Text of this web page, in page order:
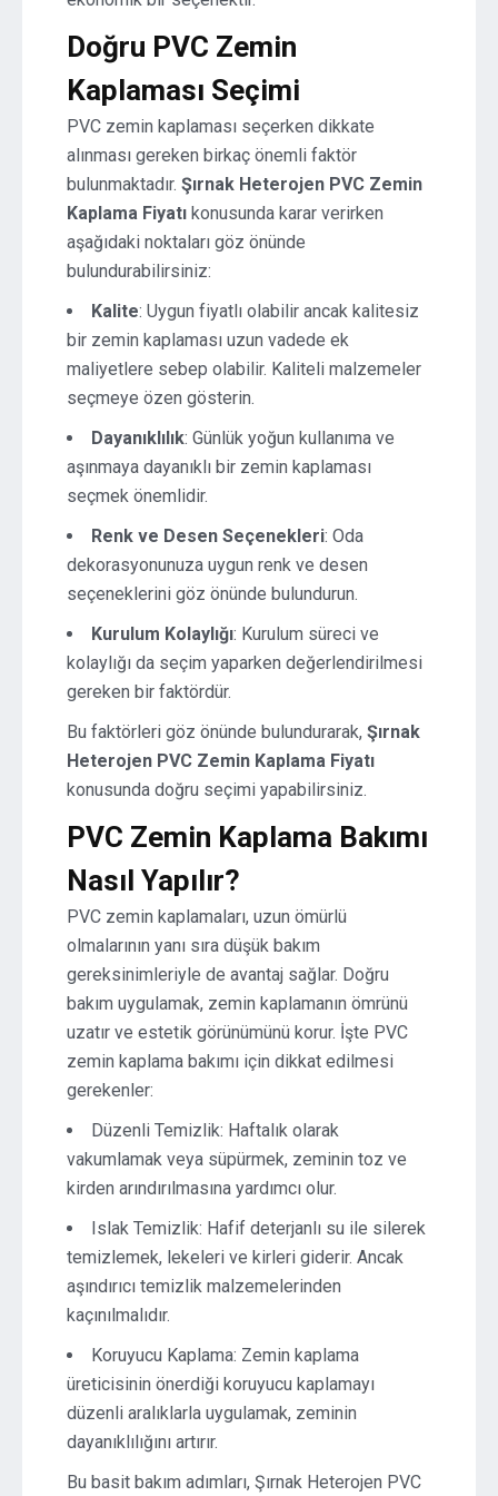
Doğru PVC Zemin
Kaplaması Seçimi
PVC zemin kaplaması seçerken dikkate
alınması gereken birkaç önemli faktör
bulunmaktadır. Şırnak Heterojen PVC Zemin
Kaplama Fiyatı konusunda karar verirken
aşağıdaki noktaları göz önünde
bulundurabilirsiniz:
Kalite: Uygun fiyatlı olabilir ancak kalitesiz
bir zemin kaplaması uzun vadede ek
maliyetlere sebep olabilir. Kaliteli malzemeler
seçmeye özen gösterin.
Dayanıklılık: Günlük yoğun kullanıma ve
aşınmaya dayanıklı bir zemin kaplaması
seçmek önemlidir.
Renk ve Desen Seçenekleri: Oda
dekorasyonunuza uygun renk ve desen
seçeneklerini göz önünde bulundurun.
Kurulum Kolaylığı: Kurulum süreci ve
kolaylığı da seçim yaparken değerlendirilmesi
gereken bir faktördür.
Bu faktörleri göz önünde bulundurarak, Şırnak
Heterojen PVC Zemin Kaplama Fiyatı
konusunda doğru seçimi yapabilirsiniz.
PVC Zemin Kaplama Bakımı
Nasıl Yapılır?
PVC zemin kaplamaları, uzun ömürlü
olmalarının yanı sıra düşük bakım
gereksinimleriyle de avantaj sağlar. Doğru
bakım uygulamak, zemin kaplamanın ömrünü
uzatır ve estetik görünümünü korur. İşte PVC
zemin kaplama bakımı için dikkat edilmesi
gerekenler:
Düzenli Temizlik: Haftalık olarak
vakumlamak veya süpürmek, zeminin toz ve
kirden arındırılmasına yardımcı olur.
Islak Temizlik: Hafif deterjanlı su ile silerek
temizlemek, lekeleri ve kirleri giderir. Ancak
aşındırıcı temizlik malzemelerinden
kaçınılmalıdır.
Koruyucu Kaplama: Zemin kaplama
üreticisinin önerdiği koruyucu kaplamayı
düzenli aralıklarla uygulamak, zeminin
dayanıklılığını artırır.
Bu basit bakım adımları, Şırnak Heterojen PVC